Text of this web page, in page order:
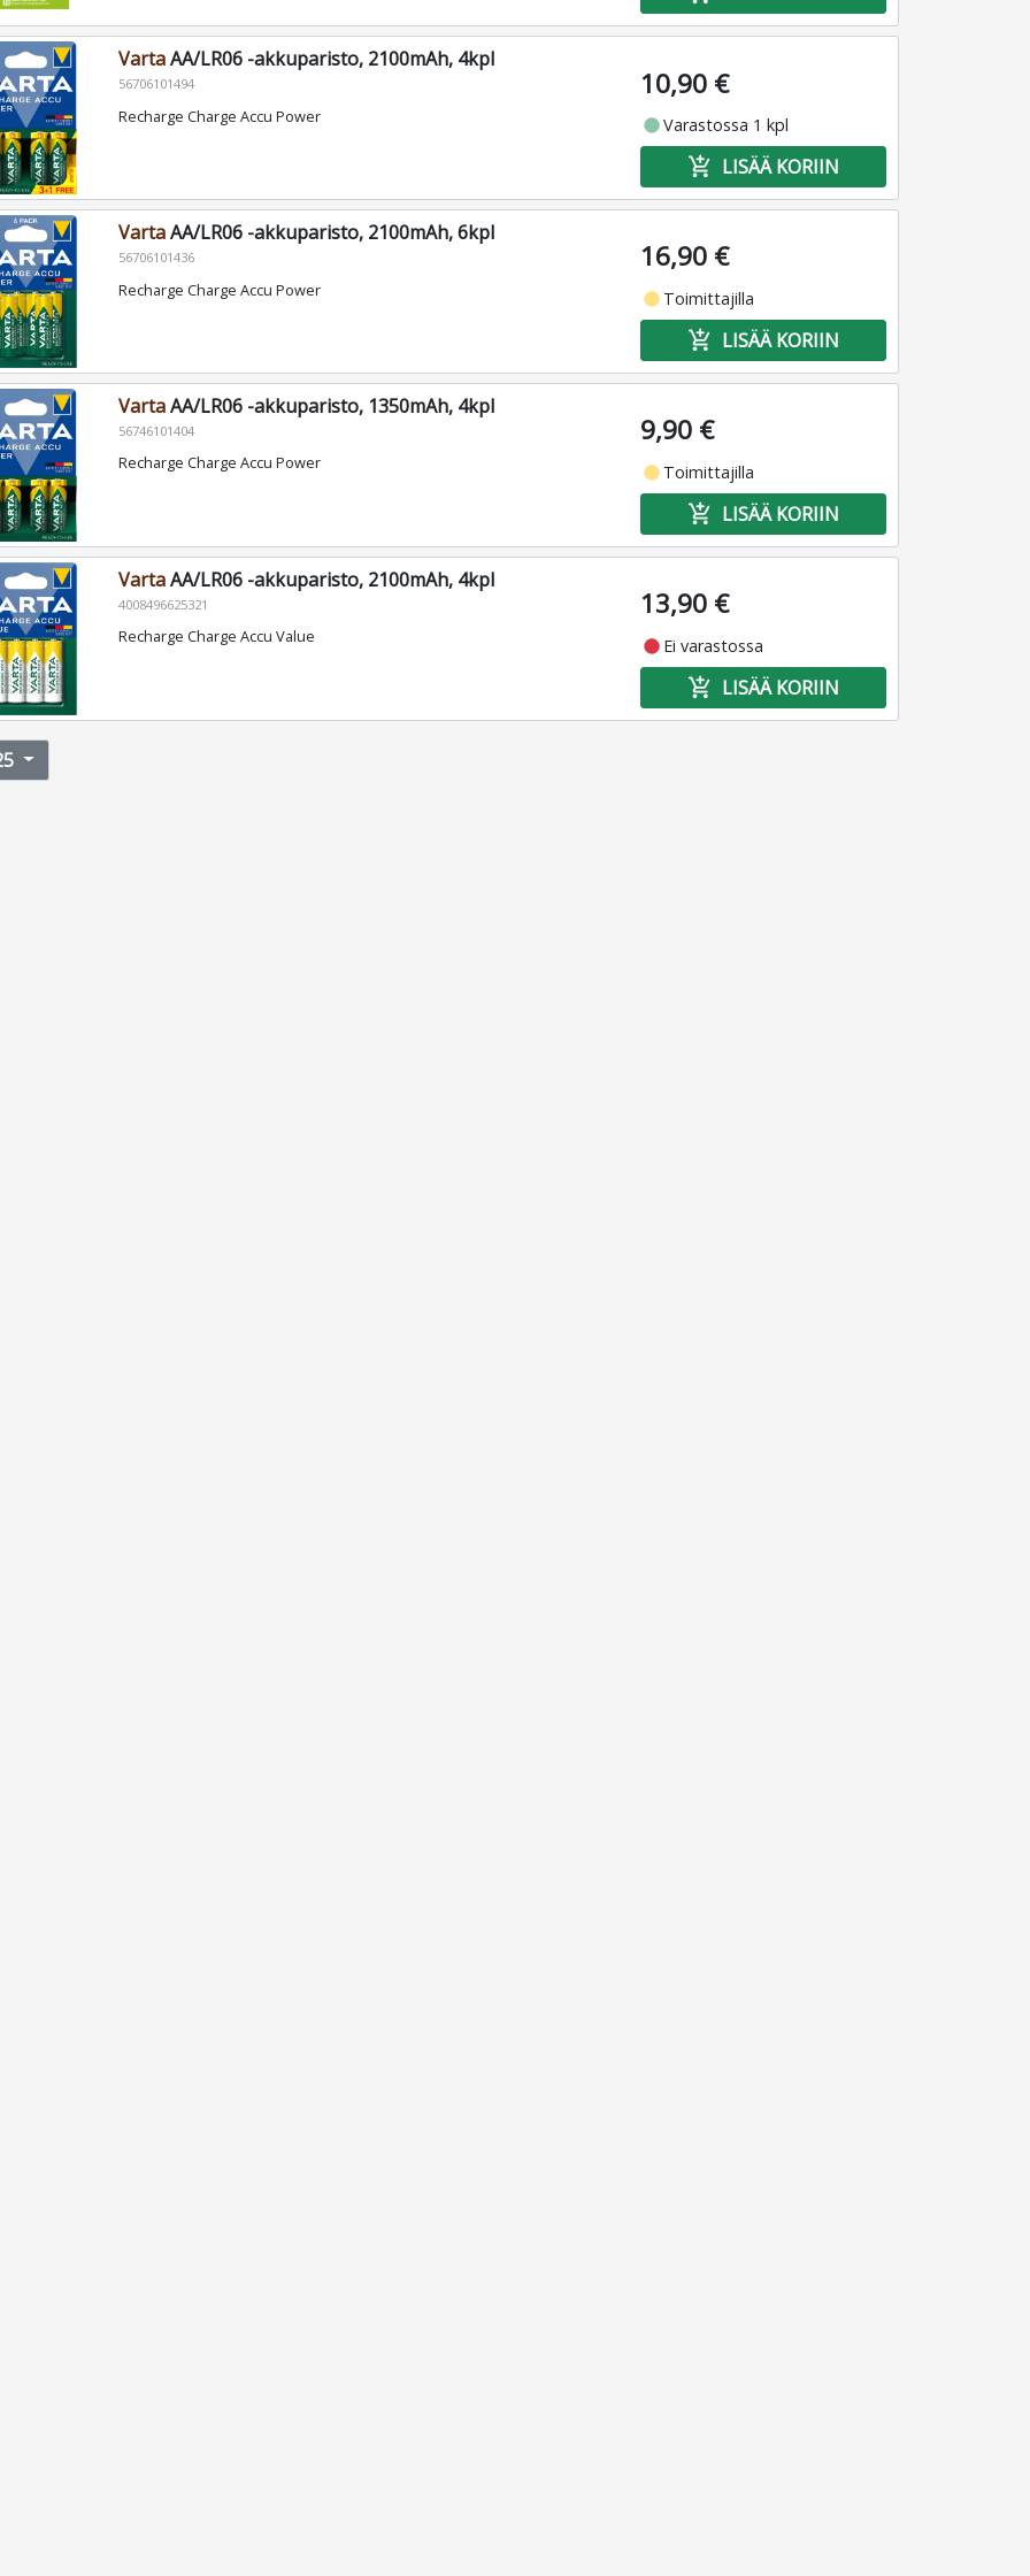
VartaAA/LR06 -akkuparisto, 2100mAh, 4kpl
56706101494
Recharge Charge Accu Power
10,90 €
fiber_manual_recordVarastossa 1 kpl
add_shopping_cart LISÄÄ KORIIN
VartaAA/LR06 -akkuparisto, 2100mAh, 6kpl
56706101436
Recharge Charge Accu Power
16,90 €
fiber_manual_record Toimittajilla
add_shopping_cart LISÄÄ KORIIN
VartaAA/LR06 -akkuparisto, 1350mAh, 4kpl
56746101404
Recharge Charge Accu Power
9,90 €
fiber_manual_record Toimittajilla
add_shopping_cart LISÄÄ KORIIN
VartaAA/LR06 -akkuparisto, 2100mAh, 4kpl
4008496625321
Recharge Charge Accu Value
13,90 €
fiber_manual_record Ei varastossa
add_shopping_cart LISÄÄ KORIIN